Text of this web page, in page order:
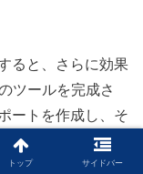
ると、さらに効果
ツールを完成さ
ートを作成し、そ
プに繋げることが
トップ サイドバー